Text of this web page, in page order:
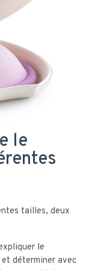
le
tailles, deux
le
déterminer avec